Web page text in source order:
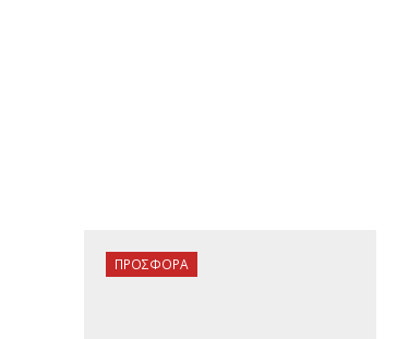
ΠΡΟΣΦΟΡΆ